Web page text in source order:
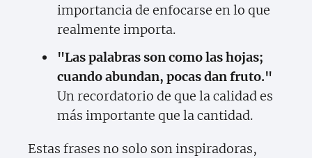
importancia de enfocarse en lo que
realmente importa.
"Las palabras son como las hojas;
cuando abundan, pocas dan fruto."
Un recordatorio de que la calidad es
más importante que la cantidad.
Estas frases no solo son inspiradoras,